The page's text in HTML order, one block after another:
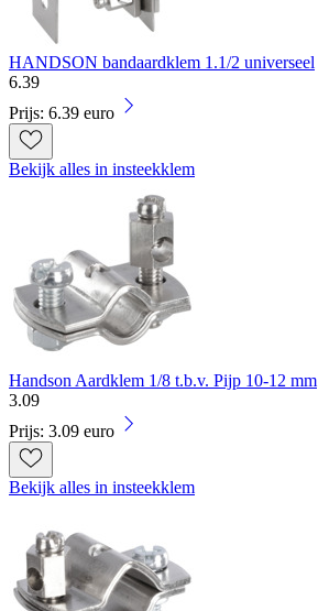
HANDSON bandaardklem 1.1/2 universeel
6.39
Prijs: 6.39 euro
Bekijk alles in insteekklem
Handson Aardklem 1/8 t.b.v. Pijp 10-12 mm
3.09
Prijs: 3.09 euro
Bekijk alles in insteekklem